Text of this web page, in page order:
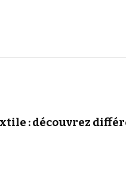
: découvrez